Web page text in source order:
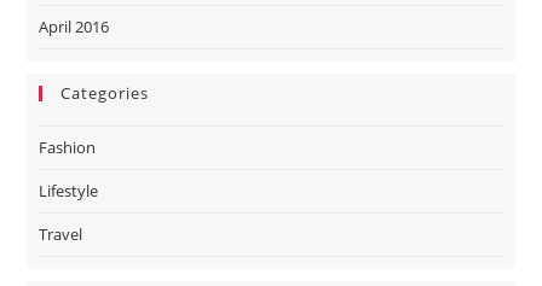
April 2016
Categories
Fashion
Lifestyle
Travel